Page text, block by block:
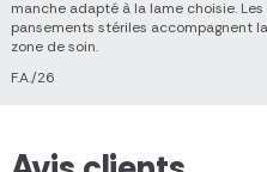
manche adapté à la lame choisie.
pansements stériles accompagnent
zone de soin.
F.A./26